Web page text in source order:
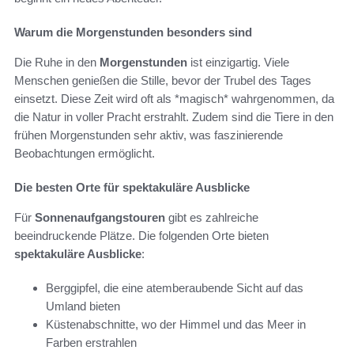
Warum die Morgenstunden besonders sind
Die Ruhe in den Morgenstunden ist einzigartig. Viele
Menschen genießen die Stille, bevor der Trubel des Tages
einsetzt. Diese Zeit wird oft als *magisch* wahrgenommen, da
die Natur in voller Pracht erstrahlt. Zudem sind die Tiere in den
frühen Morgenstunden sehr aktiv, was faszinierende
Beobachtungen ermöglicht.
Die besten Orte für spektakuläre Ausblicke
Für Sonnenaufgangstouren gibt es zahlreiche
beeindruckende Plätze. Die folgenden Orte bieten
spektakuläre Ausblicke:
Berggipfel, die eine atemberaubende Sicht auf das
Umland bieten
Küstenabschnitte, wo der Himmel und das Meer in
Farben erstrahlen